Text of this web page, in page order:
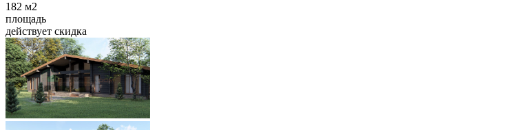
182 м2
площадь
действует скидка